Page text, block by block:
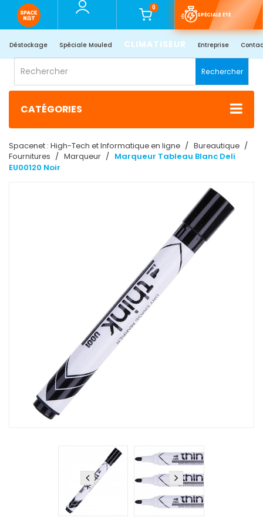
0
SPÉCIALE ÉTÉ
Déstockage Spéciale Mouled CLIMATISEUR Entreprise
Rechercher
CATÉGORIES
Spacenet : High-Tech et Informatique en ligne
Bureautique
Fournitures
Marqueur
Marqueur Tableau Blanc Deli
EU00120 Noir